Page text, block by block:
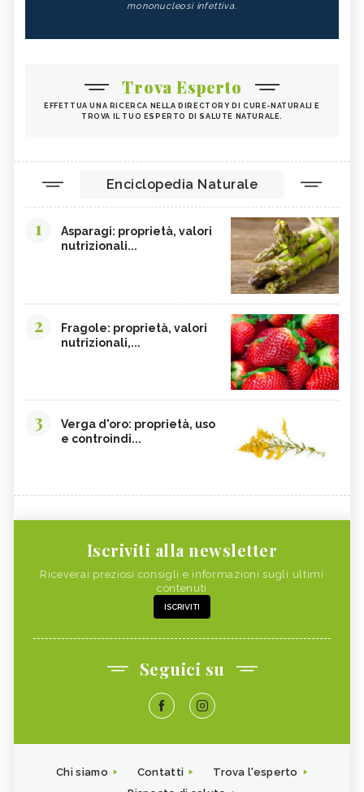
mononucleosi infettiva.
Trova Esperto
EFFETTUA UNA RICERCA NELLA DIRECTORY DI CURE-NATURALI E
TROVA IL TUO ESPERTO DI SALUTE NATURALE.
Enciclopedia Naturale
1
Asparagi: proprietà, valori
nutrizionali...
2
Fragole: proprietà, valori
nutrizionali,...
3
Verga d'oro: proprietà, uso
e controindi...
Iscriviti alla newsletter
Riceverai preziosi consigli e informazioni sugli ultimi
contenuti
ISCRIVITI
Seguici su
Chi siamo Contatti
Trova l'esperto